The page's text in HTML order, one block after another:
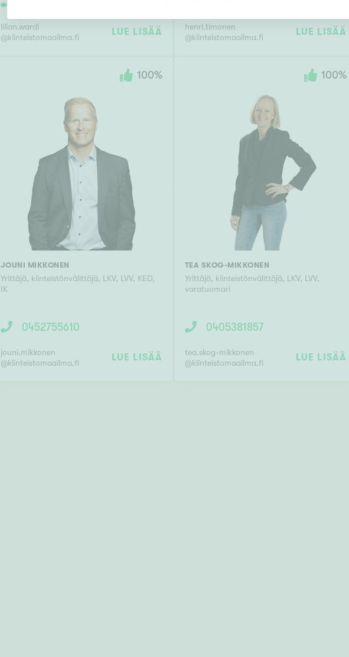
lilian.wardi
@kiinteistomaailma.fi LUE LISÄÄ
henri.timonen
@kiinteistomaailma.fi LUE LISÄÄ
100%
JOUNI MIKKONEN
Yrittäjä, kiinteistönvälittäjä, LKV, LVV, KED,
IK
0452755610
jouni.mikkonen
@kiinteistomaailma.fi LUE LISÄÄ
100%
TEA SKOG-MIKKONEN
Yrittäjä, kiinteistönvälittäjä, LKV, LVV,
varatuomari
0405381857
tea.skog-mikkonen
@kiinteistomaailma.fi LUE LISÄÄ